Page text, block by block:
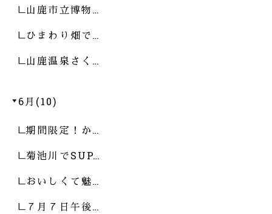
山鹿市立博物…
ひまわり畑で…
山鹿温泉さく…
6月(10)
期間限定！か…
菊池川でSUP…
おいしくて魅…
７月７日午後…